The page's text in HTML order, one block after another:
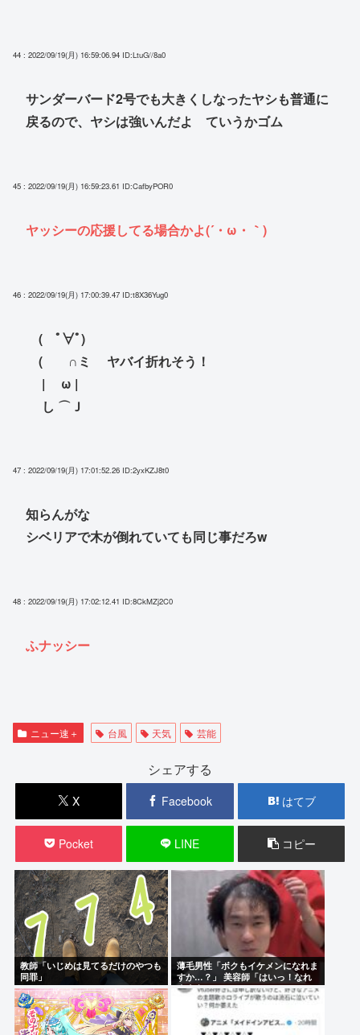
44 : 2022/09/19(月) 16:59:06.94 ID:LtuG//8a0
サンダーバード2号でも大きくしなったヤシも普通に
戻るので、ヤシは強いんだよ ていうかゴム
45 : 2022/09/19(月) 16:59:23.61 ID:CafbyPOR0
ヤッシーの応援してる場合かよ(´・ω・｀)
46 : 2022/09/19(月) 17:00:39.47 ID:t8X36Yug0
( ﾟ∀ﾟ)
( ∩ミ ヤバイ折れそう！
| ω |
し ⌒Ｊ
47 : 2022/09/19(月) 17:01:52.26 ID:2yxKZJ8t0
知らんがな
シベリアで木が倒れていても同じ事だろw
48 : 2022/09/19(月) 17:02:12.41 ID:8CkMZj2C0
ふナッシー
ニュー速＋ 台風 天気 芸能
シェアする
X Facebook はてブ
Pocket LINE コピー
教師「いじめは見てるだけのやつも
同罪」
薄毛男性「ボクもイケメンになれま
すか…？」 美容師「はいっ！なれ
ますよ 」